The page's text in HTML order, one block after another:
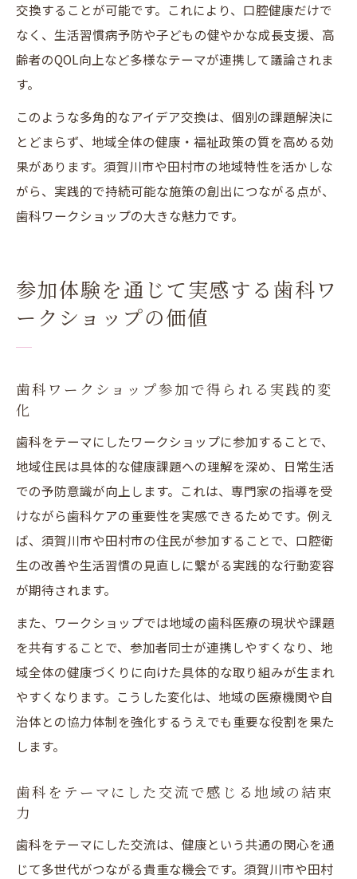
交換することが可能です。これにより、口腔健康だけで
なく、生活習慣病予防や子どもの健やかな成長支援、高
齢者のQOL向上など多様なテーマが連携して議論されま
す。
このような多角的なアイデア交換は、個別の課題解決に
とどまらず、地域全体の健康・福祉政策の質を高める効
果があります。須賀川市や田村市の地域特性を活かしな
がら、実践的で持続可能な施策の創出につながる点が、
歯科ワークショップの大きな魅力です。
参加体験を通じて実感する歯科ワ
ークショップの価値
歯科ワークショップ参加で得られる実践的変
化
歯科をテーマにしたワークショップに参加することで、
地域住民は具体的な健康課題への理解を深め、日常生活
での予防意識が向上します。これは、専門家の指導を受
けながら歯科ケアの重要性を実感できるためです。例え
ば、須賀川市や田村市の住民が参加することで、口腔衛
生の改善や生活習慣の見直しに繋がる実践的な行動変容
が期待されます。
また、ワークショップでは地域の歯科医療の現状や課題
を共有することで、参加者同士が連携しやすくなり、地
域全体の健康づくりに向けた具体的な取り組みが生まれ
やすくなります。こうした変化は、地域の医療機関や自
治体との協力体制を強化するうえでも重要な役割を果た
します。
歯科をテーマにした交流で感じる地域の結束
力
歯科をテーマにした交流は、健康という共通の関心を通
じて多世代がつながる貴重な機会です。須賀川市や田村